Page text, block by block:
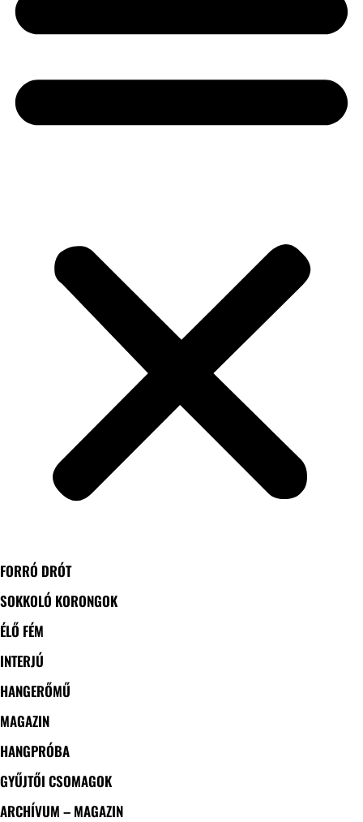
FORRÓ DRÓT
SOKKOLÓ KORONGOK
ÉLŐ FÉM
INTERJÚ
HANGERŐMŰ
MAGAZIN
HANGPRÓBA
GYŰJTŐI CSOMAGOK
ARCHÍVUM – MAGAZIN